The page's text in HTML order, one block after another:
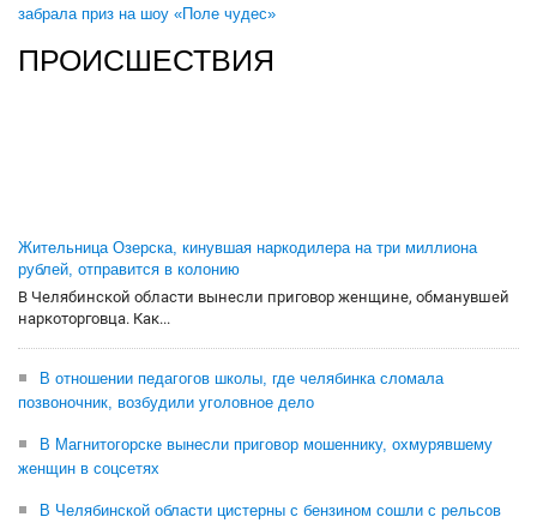
забрала приз на шоу «Поле чудес»
ПРОИСШЕСТВИЯ
Жительница Озерска, кинувшая наркодилера на три миллиона
рублей, отправится в колонию
В Челябинской области вынесли приговор женщине, обманувшей
наркоторговца. Как...
В отношении педагогов школы, где челябинка сломала
позвоночник, возбудили уголовное дело
В Магнитогорске вынесли приговор мошеннику, охмурявшему
женщин в соцсетях
В Челябинской области цистерны с бензином сошли с рельсов